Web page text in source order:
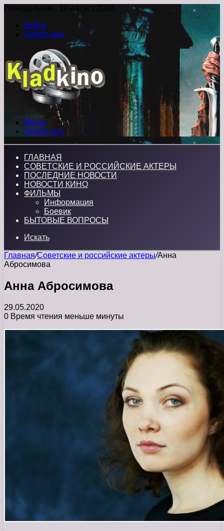
Понедельник , 10 Август 2026
Войти
Switch skin
Меню
Switch skin
ГЛАВНАЯ
СОВЕТСКИЕ И РОССИЙСКИЕ АКТЕРЫ
ПОСЛЕДНИЕ НОВОСТИ
НОВОСТИ КИНО
ФИЛЬМЫ
Информация
Боевик
БЫТОВЫЕ ВОПРОСЫ
Искать
Главная/Советские и российские актеры/Анна
Абросимова
Анна Абросимова
29.05.2020
0 Время чтения меньше минуты